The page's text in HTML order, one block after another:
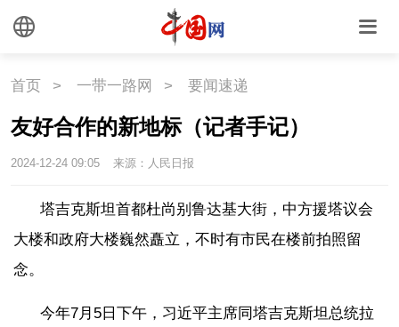
首页 > 一带一路网 > 要闻速递
友好合作的新地标（记者手记）
2024-12-24 09:05 来源：人民日报
塔吉克斯坦首都杜尚别鲁达基大街，中方援塔议会
大楼和政府大楼巍然矗立，不时有市民在楼前拍照留
念。
今年7月5日下午，习近平主席同塔吉克斯坦总统拉